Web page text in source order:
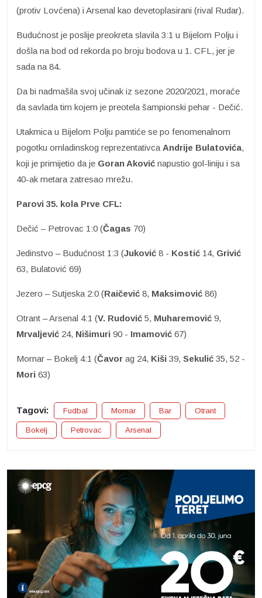
(protiv Lovćena) i Arsenal kao devetoplasirani (rival Rudar).
Budućnost je poslije preokreta slavila 3:1 u Bijelom Polju i
došla na bod od rekorda po broju bodova u 1. CFL, jer je
sada na 84.
Da bi nadmašila svoj učinak iz sezone 2020/2021, moraće
da savlada tim kojem je preotela šampionski pehar - Dečić.
Utakmica u Bijelom Polju pamtiće se po fenomenalnom
pogotku omladinskog reprezentativca Andrije Bulatovića,
koji je primijetio da je Goran Aković napustio gol-liniju i sa
40-ak metara zatresao mrežu.
Parovi 35. kola Prve CFL:
Dečić – Petrovac 1:0 (Čagas 70)
Jedinstvo – Budućnost 1:3 (Juković 8 - Kostić 14, Grivić
63, Bulatović 69)
Jezero – Sutjeska 2:0 (Raičević 8, Maksimović 86)
Otrant – Arsenal 4:1 (V. Rudović 5, Muharemović 9,
Mrvaljević 24, Nišimuri 90 - Imamović 67)
Mornar – Bokelj 4:1 (Čavor ag 24, Kiši 39, Sekulić 35, 52 -
Mori 63)
Tagovi: Fudbal Mornar Bar Otrant
Bokelj Petrovac Arsenal